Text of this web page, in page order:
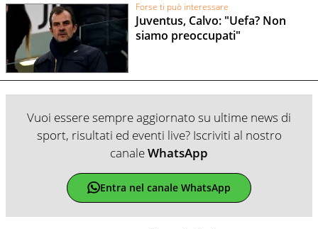
Forse ti può interessare
Juventus, Calvo: "Uefa? Non
siamo preoccupati"
Vuoi essere sempre aggiornato su ultime news di
sport, risultati ed eventi live? Iscriviti al nostro
canaleWhatsApp
Entra nel canale WhatsApp